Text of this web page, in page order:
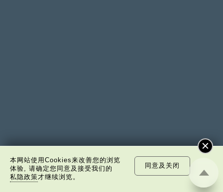
本网站使用Cookies来改善您的浏览
体验, 请确定您同意及接受我们的
私隐政策才继续浏览。
同意及关闭